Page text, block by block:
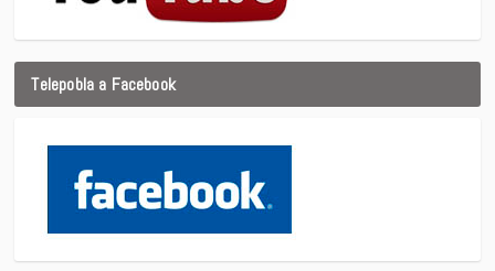
Telepobla a Facebook